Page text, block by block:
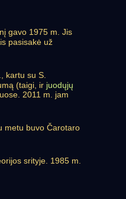
gavo 1975 m. Jis
pasisakė už
kartu su S.
(taigi, ir juodųjų
2011 m. jam
metu buvo Čarotaro
srityje. 1985 m.